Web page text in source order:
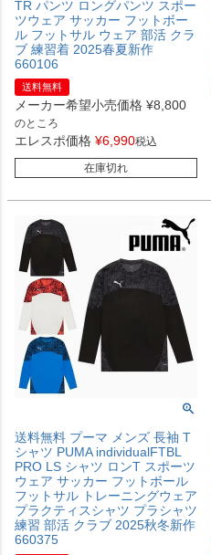
TR パンツ ロングパンツ スポー
ツウェア サッカー フットボー
ル フットサル ウェア 部活 クラ
ブ 練習着 2025春夏新作
660106
送料無料
メーカー希望小売価格 ¥8,800
のところ
エレスポ価格 ¥6,990税込
在庫切れ
送料無料 プーマ メンズ 長袖 T
シャツ PUMA individualFTBL
PRO LS シャツ ロンT スポーツ
ウェア サッカー フットボール
フットサル トレーニングウェア
プラクティスシャツ プラシャツ
練習 部活 クラブ 2025秋冬新作
660375